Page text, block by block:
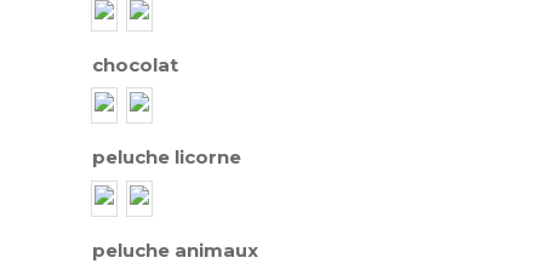
chocolat
peluche licorne
peluche animaux